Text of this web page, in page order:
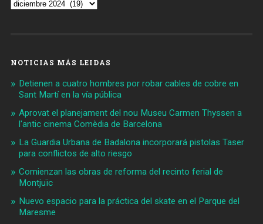
NOTICIAS MÁS LEIDAS
Detienen a cuatro hombres por robar cables de cobre en
Sant Martí en la vía pública
Aprovat el planejament del nou Museu Carmen Thyssen a
l'antic cinema Comèdia de Barcelona
La Guardia Urbana de Badalona incorporará pistolas Taser
para conflictos de alto riesgo
Comienzan las obras de reforma del recinto ferial de
Montjuïc
Nuevo espacio para la práctica del skate en el Parque del
Maresme